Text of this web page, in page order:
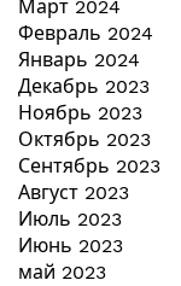
Март 2024
Февраль 2024
Январь 2024
Декабрь 2023
Ноябрь 2023
Октябрь 2023
Сентябрь 2023
Август 2023
Июль 2023
Июнь 2023
май 2023